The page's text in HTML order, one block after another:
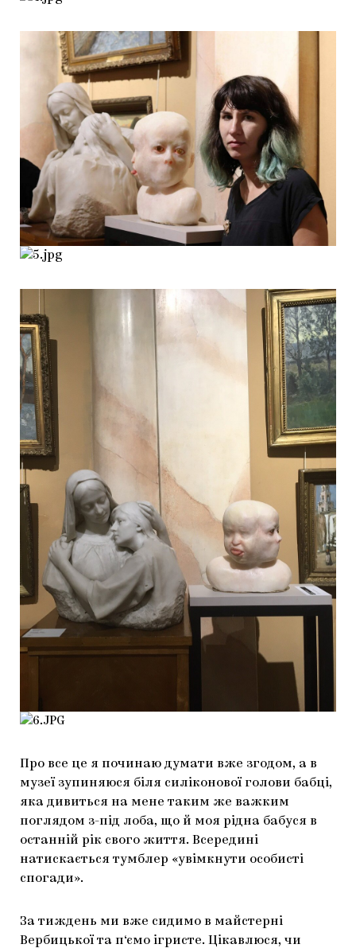
Про все це я починаю думати вже згодом, а в
музеї зупиняюся біля силіконової голови бабці,
яка дивиться на мене таким же важким
поглядом з-під лоба, що й моя рідна бабуся в
останній рік свого життя. Всередині
натискається тумблер «увімкнути особисті
спогади».
За тиждень ми вже сидимо в майстерні
Вербицької та п‘ємо ігристе. Цікавлюся, чи